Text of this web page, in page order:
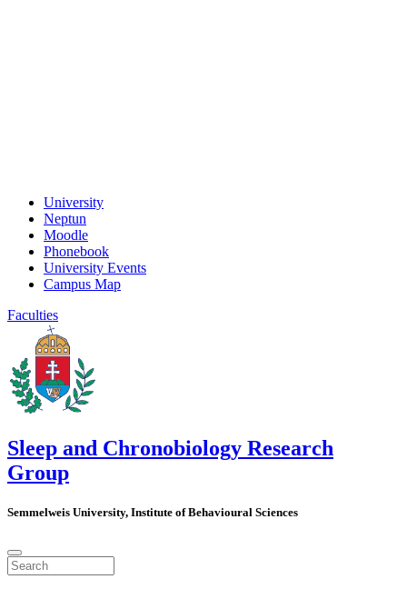
University
Neptun
Moodle
Phonebook
University Events
Campus Map
Faculties
Sleep and Chronobiology Research
Group
Semmelweis University, Institute of Behavioural Sciences